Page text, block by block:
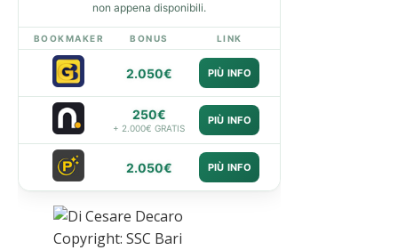
non appena disponibili.
BOOKMAKER BONUS LINK
2.050€ PIÙ INFO
250€
+ 2.000€ GRATIS
PIÙ INFO
2.050€ PIÙ INFO
Copyright: SSC Bari